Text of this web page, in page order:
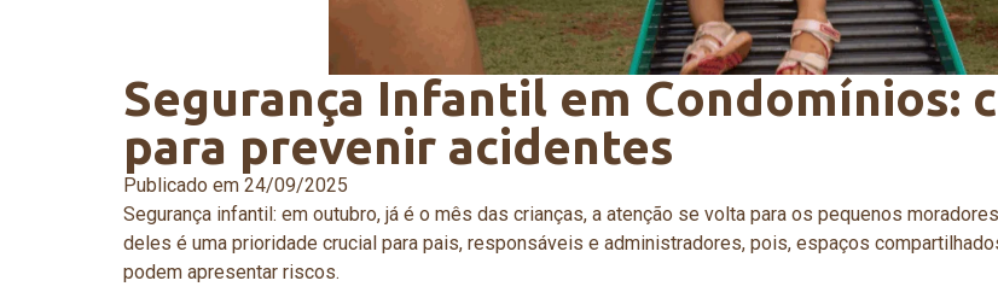
Segurança Infantil em Condomínios:
para prevenir acidentes
Publicado em 24/09/2025
Segurança infantil: em outubro, já é o mês das crianças, a atenção se volta para os pequenos
deles é uma prioridade crucial para pais, responsáveis e administradores, pois, espaços
podem apresentar riscos.